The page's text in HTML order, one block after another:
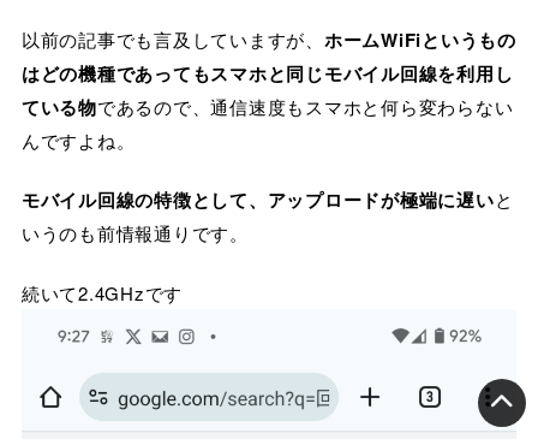
以前の記事でも言及していますが、 ホームWiFiというもの
はどの機種であってもスマホと同じモバイル回線を利用し
ている物であるので、通信速度もスマホと何ら変わらない
んですよね。
モバイル回線の特徴として、アップロードが極端に遅いと
いうのも前情報通りです。
続いて2.4GHzです